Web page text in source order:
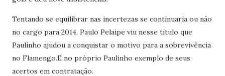
Tentando se equilibrar nas incertezas se continuaria ou não
no cargo para 2014, Paulo Pelaipe viu nesse titulo que
Paulinho ajudou a conquistar o motivo para a sobrevivência
no Flamengo.E no próprio Paulinho exemplo de seus
acertos em contratação.